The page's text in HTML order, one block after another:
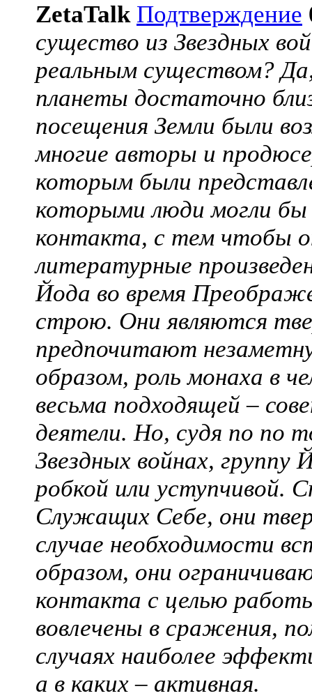
ZetaTalk Подтверждение
существо из Звездных
реальным существом?
планеты достаточно
посещения Земли были
многие авторы и
которым были
которыми люди могли бы
контакта, с тем чтобы
литературные
Йода во время
строю. Они являются
предпочитают
образом, роль монаха в
весьма подходящей –
деятели. Но, судя по по
Звездных войнах,
робкой или уступчивой.
Служащих Себе, они
случае необходимости
образом, они
контакта с целью
вовлечены в сражения,
случаях наиболее
а в каких – активная.